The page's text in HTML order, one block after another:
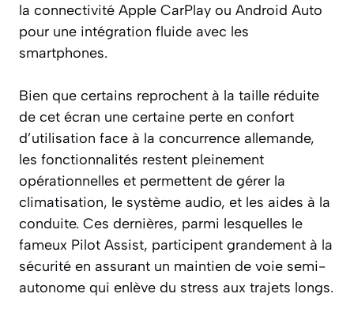
la connectivité Apple CarPlay ou Android Auto
pour une intégration fluide avec les
smartphones.
Bien que certains reprochent à la taille réduite
de cet écran une certaine perte en confort
d’utilisation face à la concurrence allemande,
les fonctionnalités restent pleinement
opérationnelles et permettent de gérer la
climatisation, le système audio, et les aides à la
conduite. Ces dernières, parmi lesquelles le
fameux Pilot Assist, participent grandement à la
sécurité en assurant un maintien de voie semi-
autonome qui enlève du stress aux trajets longs.